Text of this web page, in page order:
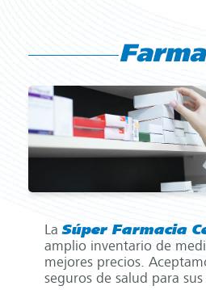
LaSúper Farmacia
amplio inventario de
mejores precios.
seguros de salud para